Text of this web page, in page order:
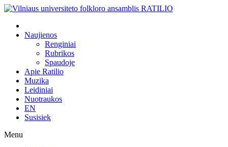
Naujienos
Renginiai
Rubrikos
Spaudoje
Apie Ratilio
Muzika
Leidiniai
Nuotraukos
EN
Susisiek
Menu